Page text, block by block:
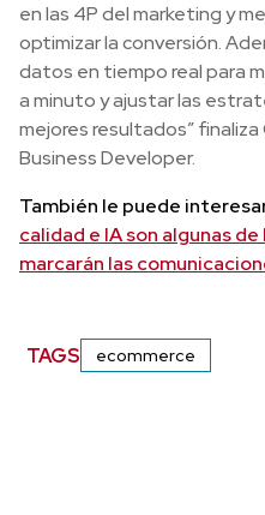
en las 4P del marketing y
optimizar la conversión.
datos en tiempo real para
a minuto y ajustar las
mejores resultados”
Business Developer.
También le puede
calidad e IA son algunas
marcarán las
TAGS ecommerce